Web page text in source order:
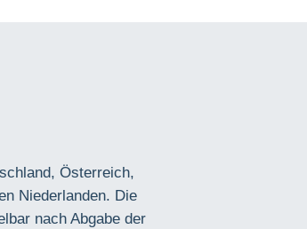
Österreich,
Niederlanden. Die
nach Abgabe der